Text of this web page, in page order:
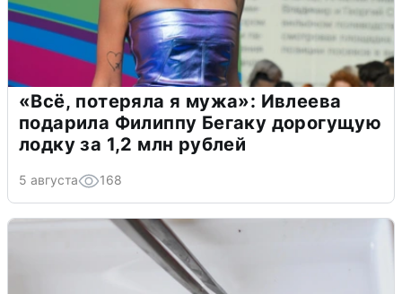
«Всё, потеряла я мужа»: Ивлеева
подарила Филиппу Бегаку дорогущую
лодку за 1,2 млн рублей
5 августа 168